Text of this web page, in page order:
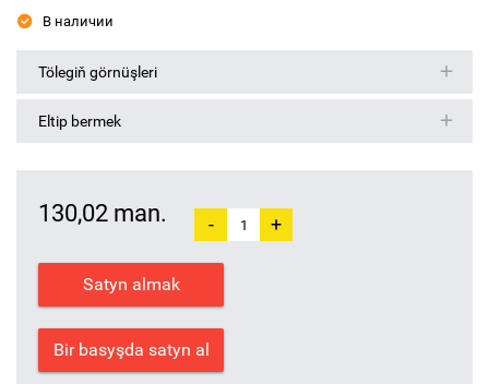
В наличии
Tölegiň görnüşleri
Eltip bermek
130,02 man. - +
Satyn almak
Bir basyşda satyn al